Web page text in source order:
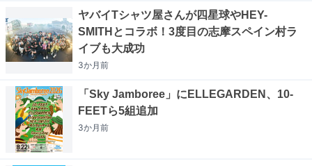
ヤバイTシャツ屋さんが四星球やHEY-
SMITHとコラボ！3度目の志摩スペイン村ラ
イブも大成功
3か月前
「Sky Jamboree」にELLEGARDEN、10-
FEETら5組追加
3か月前